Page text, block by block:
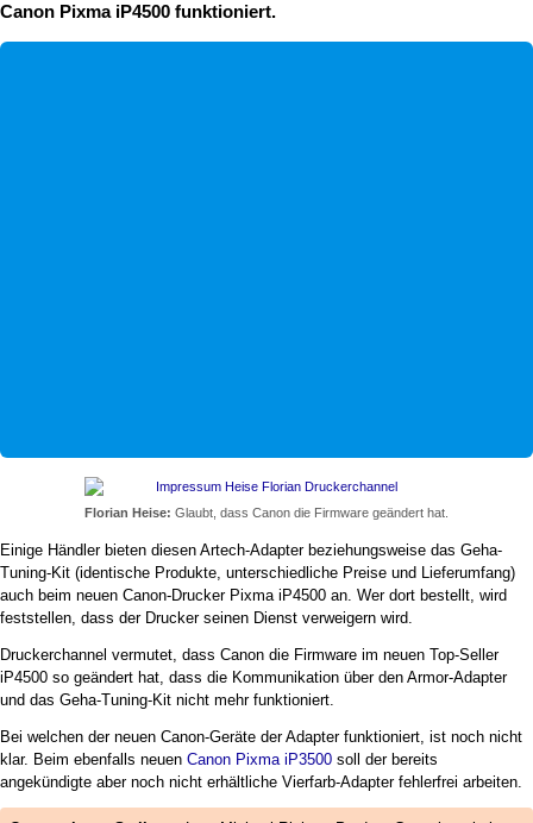
Canon Pixma iP4500 funktioniert.
Florian Heise: Glaubt, dass Canon die Firmware geändert hat.
Einige Händler bieten diesen Artech-Adapter beziehungsweise das Geha-
Tuning-Kit (identische Produkte, unterschiedliche Preise und Lieferumfang)
auch beim neuen Canon-Drucker Pixma iP4500 an. Wer dort bestellt, wird
feststellen, dass der Drucker seinen Dienst verweigern wird.
Druckerchannel vermutet, dass Canon die Firmware im neuen Top-Seller
iP4500 so geändert hat, dass die Kommunikation über den Armor-Adapter
und das Geha-Tuning-Kit nicht mehr funktioniert.
Bei welchen der neuen Canon-Geräte der Adapter funktioniert, ist noch nicht
klar. Beim ebenfalls neuen Canon Pixma iP3500 soll der bereits
angekündigte aber noch nicht erhältliche Vierfarb-Adapter fehlerfrei arbeiten.